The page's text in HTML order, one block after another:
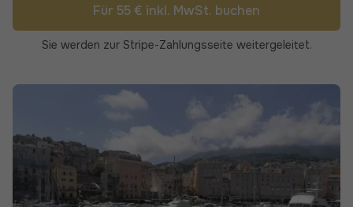
Für 55 € inkl. MwSt. buchen
Sie werden zur Stripe-Zahlungsseite weitergeleitet.